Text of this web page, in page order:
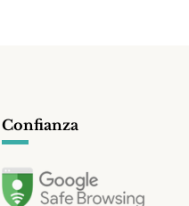
Confianza